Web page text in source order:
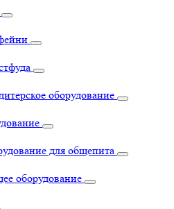
оборудование
для общепита
оборудование